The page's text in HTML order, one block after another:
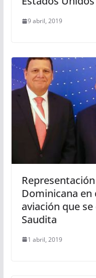
9 abril, 2019
Dominicana
aviación que
Saudita
1 abril, 2019